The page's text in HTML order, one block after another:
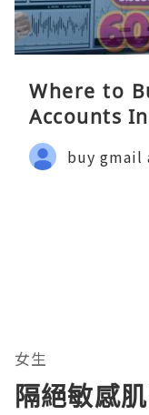
Where to
Accounts In
buy gmail
女生
隔絕敏感